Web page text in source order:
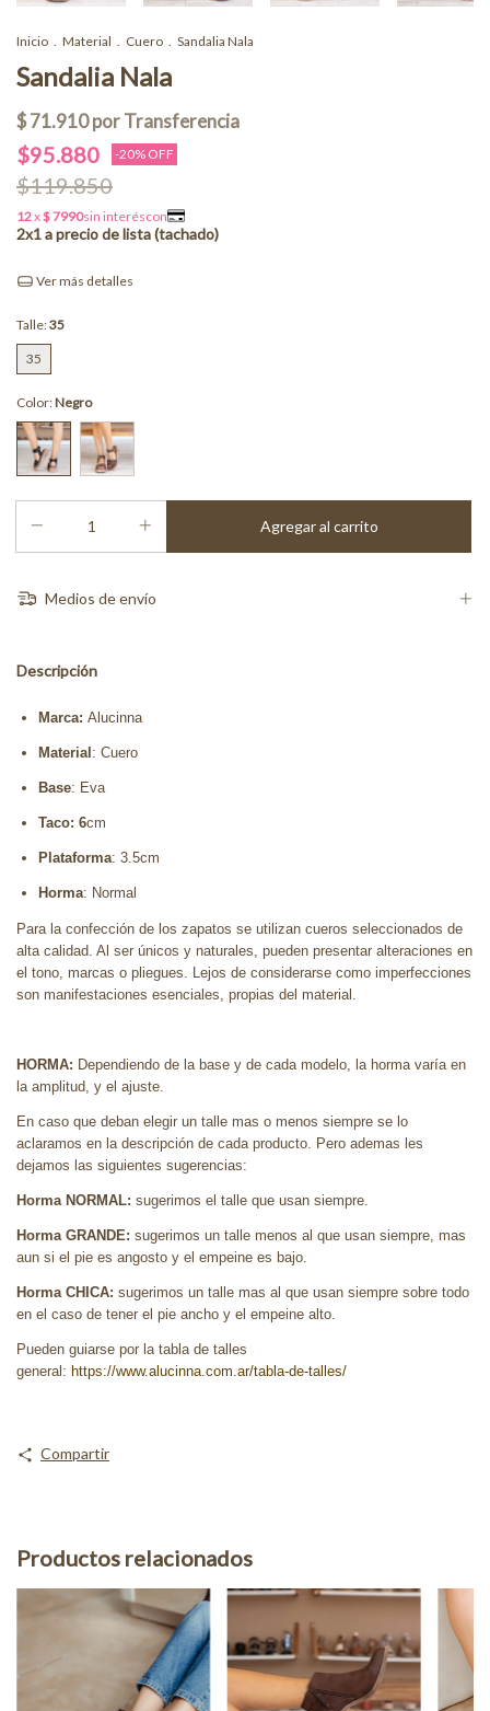
Inicio . Material . Cuero . Sandalia Nala
Sandalia Nala
$95.880 -20% OFF
$119.850
Ver más detalles
Talle:35
35
Color:Negro
Medios de envío
Descripción
Marca: Alucinna
Material : Cuero
Base: Eva
Taco: 6cm
Plataforma: 3.5cm
Horma: Normal
Para la confección de los zapatos se utilizan cueros seleccionados de
alta calidad. Al ser únicos y naturales, pueden presentar alteraciones en
el tono, marcas o pliegues. Lejos de considerarse como imperfecciones
son manifestaciones esenciales, propias del material.
HORMA: Dependiendo de la base y de cada modelo, la horma varía en
la amplitud, y el ajuste.
En caso que deban elegir un talle mas o menos siempre se lo
aclaramos en la descripción de cada producto. Pero ademas les
dejamos las siguientes sugerencias:
Horma NORMAL: sugerimos el talle que usan siempre.
Horma GRANDE: sugerimos un talle menos al que usan siempre, mas
aun si el pie es angosto y el empeine es bajo.
Horma CHICA: sugerimos un talle mas al que usan siempre sobre todo
en el caso de tener el pie ancho y el empeine alto.
Pueden guiarse por la tabla de talles
general: https://www.alucinna.com.ar/tabla-de-talles/
Compartir
Productos relacionados